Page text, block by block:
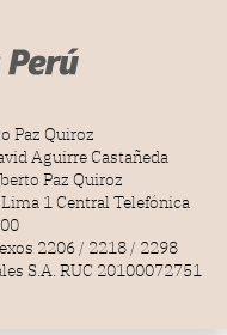
Paz Quiroz
Aguirre Castañeda
Paz Quiroz
1 Central Telefónica
2206 / 2218 / 2298
S.A. RUC 20100072751